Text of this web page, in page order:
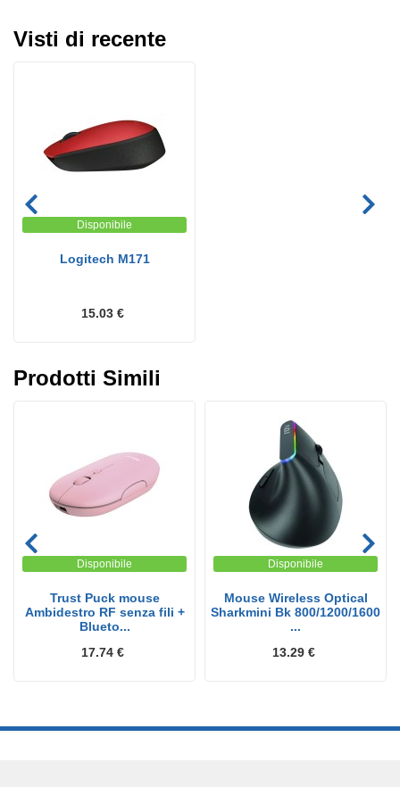
Visti di recente
Disponibile
Logitech M171
15.03 €
Prodotti Simili
Disponibile
Trust Puck mouse
Ambidestro RF senza fili +
Blueto...
17.74 €
Disponibile
Mouse Wireless Optical
Sharkmini Bk 800/1200/1600
...
13.29 €